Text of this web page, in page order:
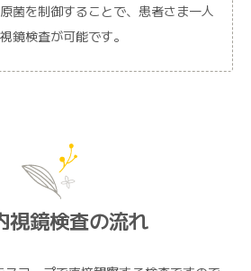
菌を制御することで、患者さま一人
鏡検査が可能です。
視鏡検査の流れ